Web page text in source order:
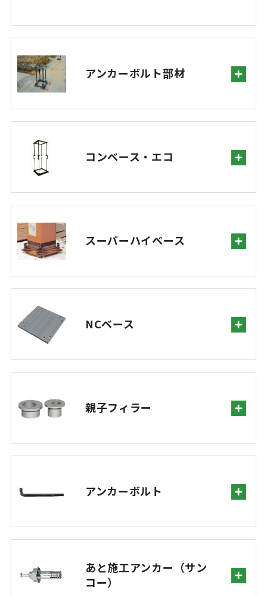
アンカーボルト部材
コンベース・エコ
スーパーハイベース
NCベース
親子フィラー
アンカーボルト
あと施工アンカー（サン
コー）